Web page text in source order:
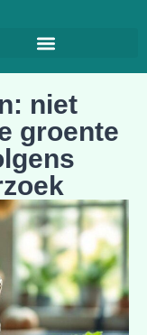
niet
groente